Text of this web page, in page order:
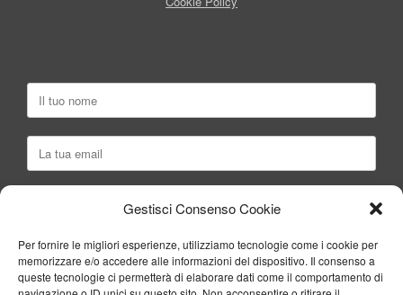
Gestisci Consenso Cookie
Per fornire le migliori esperienze, utilizziamo tecnologie come i cookie per
memorizzare e/o accedere alle informazioni del dispositivo. Il consenso a
queste tecnologie ci permetterà di elaborare dati come il comportamento di